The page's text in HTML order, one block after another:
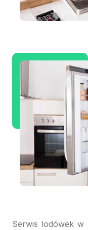
Serwis lodówek w